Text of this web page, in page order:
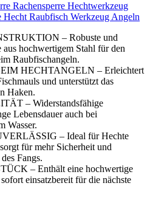
Rachensperre Hechtwerkzeug
Hecht Raubfisch Werkzeug Angeln
– Robuste und
aus hochwertigem Stahl für den
Raubfischangeln.
HECHTANGELN – Erleichtert
und unterstützt das
Haken.
– Widerstandsfähige
Lebensdauer auch bei
Wasser.
– Ideal für Hechte
für mehr Sicherheit und
Fangs.
– Enthält eine hochwertige
einsatzbereit für die nächste